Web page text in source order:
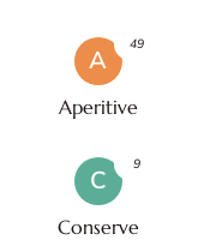
A
Aperitive
49
C
Conserve
9